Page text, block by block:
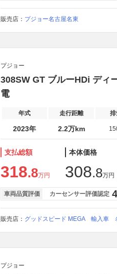
販売店： プジョー名古屋名東
プジョー
308SW GT ブルーHDi ディ
電
年式 走行距離
2023年 2.2万km
支払総額
318.8万円
本体価格
308.8万円
車両品質評価 カーセンサー評価認定
販売店： グッドスピード MEGA 輸入車
プジョー